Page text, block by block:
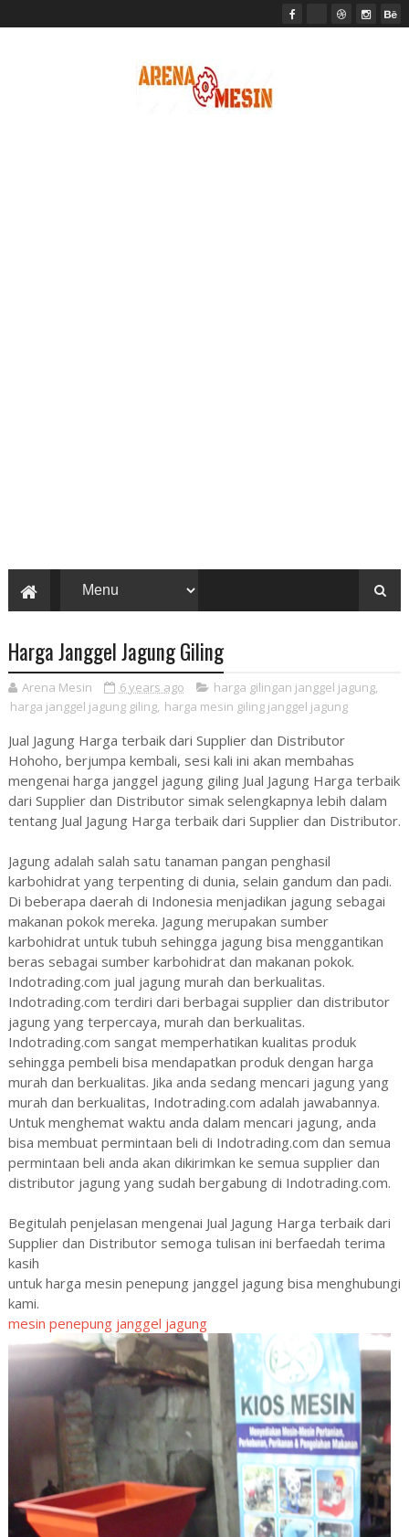
Harga Janggel Jagung Giling
Arena Mesin 6 years ago harga gilingan janggel jagung,
harga janggel jagung giling, harga mesin giling janggel jagung
Jual Jagung Harga terbaik dari Supplier dan Distributor
Hohoho, berjumpa kembali, sesi kali ini akan membahas
mengenai harga janggel jagung giling Jual Jagung Harga terbaik
dari Supplier dan Distributor simak selengkapnya lebih dalam
tentang Jual Jagung Harga terbaik dari Supplier dan Distributor.
Jagung adalah salah satu tanaman pangan penghasil
karbohidrat yang terpenting di dunia, selain gandum dan padi.
Di beberapa daerah di Indonesia menjadikan jagung sebagai
makanan pokok mereka. Jagung merupakan sumber
karbohidrat untuk tubuh sehingga jagung bisa menggantikan
beras sebagai sumber karbohidrat dan makanan pokok.
Indotrading.com jual jagung murah dan berkualitas.
Indotrading.com terdiri dari berbagai supplier dan distributor
jagung yang terpercaya, murah dan berkualitas.
Indotrading.com sangat memperhatikan kualitas produk
sehingga pembeli bisa mendapatkan produk dengan harga
murah dan berkualitas. Jika anda sedang mencari jagung yang
murah dan berkualitas, Indotrading.com adalah jawabannya.
Untuk menghemat waktu anda dalam mencari jagung, anda
bisa membuat permintaan beli di Indotrading.com dan semua
permintaan beli anda akan dikirimkan ke semua supplier dan
distributor jagung yang sudah bergabung di Indotrading.com.
Begitulah penjelasan mengenai Jual Jagung Harga terbaik dari
Supplier dan Distributor semoga tulisan ini berfaedah terima
kasih
untuk harga mesin penepung janggel jagung bisa menghubungi
kami.
mesin penepung janggel jagung